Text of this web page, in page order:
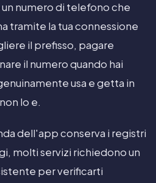
numero di telefono che
tramite la tua connessione
il prefisso, pagare
il numero quando hai
usa e getta in
lo e.
dell'app conserva i registri
molti servizi richiedono un
per verificarti